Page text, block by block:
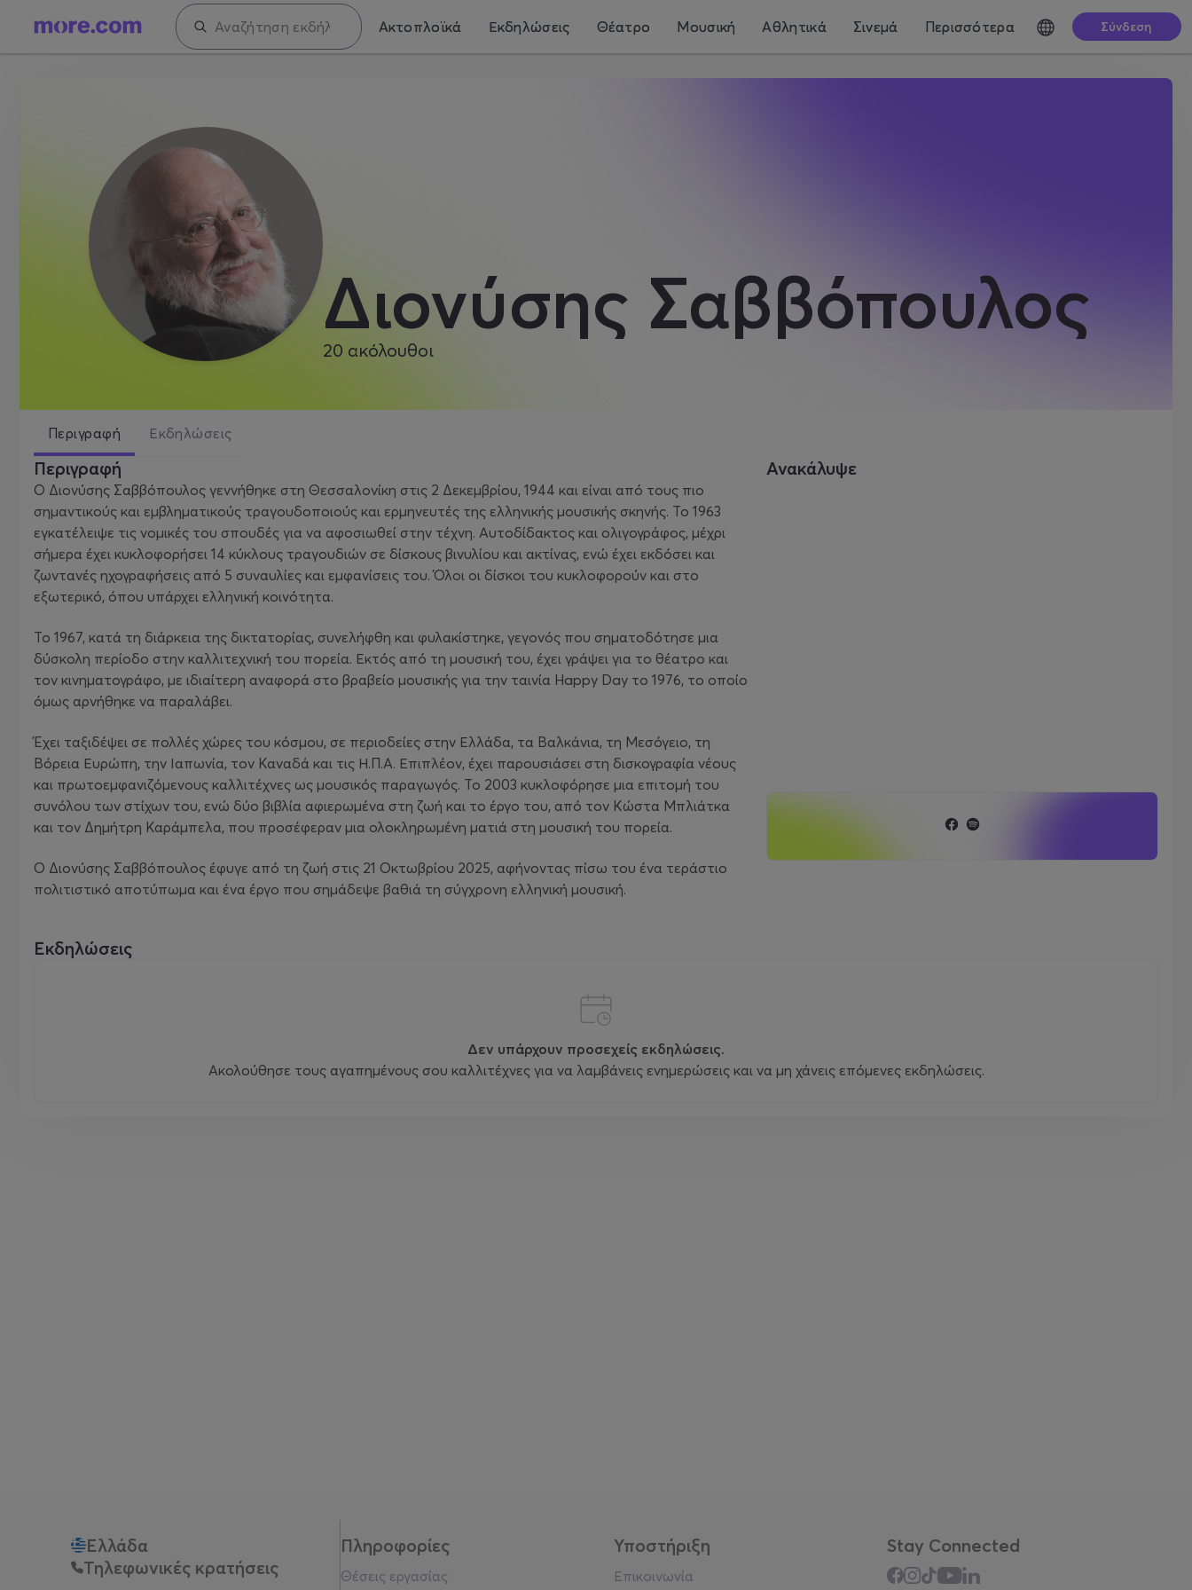
Ακτοπλοϊκά Εκδηλώσεις Θέατρο Μουσική Αθλητικά Σινεμά Περισσότερα Σύνδεση
Διονύσης Σαββόπουλος
20 ακόλουθοι
Περιγραφή Εκδηλώσεις
Περιγραφή
Ο Διονύσης Σαββόπουλος γεννήθηκε στη Θεσσαλονίκη στις 2 Δεκεμβρίου, 1944 και είναι από τους πιο
σημαντικούς και εμβληματικούς τραγουδοποιούς και ερμηνευτές της ελληνικής μουσικής σκηνής. Το 1963
εγκατέλειψε τις νομικές του σπουδές για να αφοσιωθεί στην τέχνη. Αυτοδίδακτος και oλιγογράφος, μέχρι
σήμερα έχει κυκλοφορήσει 14 κύκλους τραγουδιών σε δίσκους βινυλίου και ακτίνας, ενώ έχει εκδόσει και
ζωντανές ηχογραφήσεις από 5 συναυλίες και εμφανίσεις του. Όλοι οι δίσκοι του κυκλοφορούν και στο
εξωτερικό, όπου υπάρχει ελληνική κοινότητα.
Το 1967, κατά τη διάρκεια της δικτατορίας, συνελήφθη και φυλακίστηκε, γεγονός που σηματοδότησε μια
δύσκολη περίοδο στην καλλιτεχνική του πορεία. Εκτός από τη μουσική του, έχει γράψει για το θέατρο και
τον κινηματογράφο, με ιδιαίτερη αναφορά στο βραβείο μουσικής για την ταινία Happy Day το 1976, το οποίο
όμως αρνήθηκε να παραλάβει.
Έχει ταξιδέψει σε πολλές χώρες του κόσμου, σε περιοδείες στην Ελλάδα, τα Βαλκάνια, τη Μεσόγειο, τη
Βόρεια Ευρώπη, την Ιαπωνία, τον Καναδά και τις Η.Π.Α. Επιπλέον, έχει παρουσιάσει στη δισκογραφία νέους
και πρωτοεμφανιζόμενους καλλιτέχνες ως μουσικός παραγωγός. Το 2003 κυκλοφόρησε μια επιτομή του
συνόλου των στίχων του, ενώ δύο βιβλία αφιερωμένα στη ζωή και το έργο του, από τον Κώστα Μπλιάτκα
και τον Δημήτρη Καράμπελα, που προσέφεραν μια ολοκληρωμένη ματιά στη μουσική του πορεία.
Ο Διονύσης Σαββόπουλος έφυγε από τη ζωή στις 21 Οκτωβρίου 2025, αφήνοντας πίσω του ένα τεράστιο
πολιτιστικό αποτύπωμα και ένα έργο που σημάδεψε βαθιά τη σύγχρονη ελληνική μουσική.
Ανακάλυψε
Εκδηλώσεις
Δεν υπάρχουν προσεχείς εκδηλώσεις.
Ακολούθησε τους αγαπημένους σου καλλιτέχνες για να λαμβάνεις ενημερώσεις και να μη χάνεις επόμενες εκδηλώσεις.
Ελλάδα
Τηλεφωνικές κρατήσεις
Πληροφορίες
Θέσεις εργασίας
Υποστήριξη
Επικοινωνία
Stay Connected